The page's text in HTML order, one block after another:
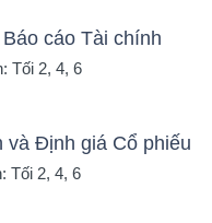
cáo Tài chính
Tối 2, 4, 6
và Định giá Cổ phiếu
Tối 2, 4, 6